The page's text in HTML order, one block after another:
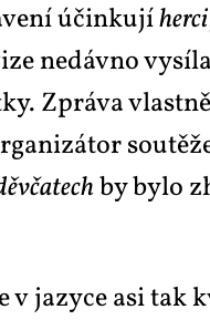
účin­ku­jíher­ci
ne­dáv­no
Zprá­va
by by­lo
ja­zy­ce asi